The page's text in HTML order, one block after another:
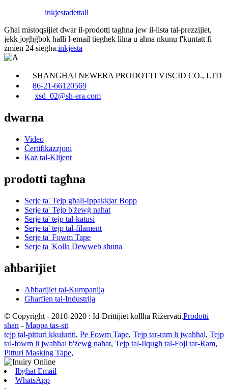
inkjestadettall
Għal mistoqsijiet dwar il-prodotti tagħna jew il-lista tal-prezzijiet,
jekk jogħġbok ħalli l-email tiegħek lilna u aħna nkunu f'kuntatt fi
żmien 24 siegħa.inkjesta
SHANGHAI NEWERA PRODOTTI VISCID CO., LTD
86-21-66120569
xsd_02@sh-era.com
dwarna
Video
Ċertifikazzjoni
Każ tal-Klijent
prodotti tagħna
Serje ta' Tejp għall-Ippakkjar Bopp
Serje ta' Tejp b'żewġ naħat
Serje ta' tejp tal-katusi
Serje ta' tejp tal-filament
Serje ta' Fowm Tape
Serje ta 'Kolla Dewweb sħuna
aħbarijiet
Aħbarijiet tal-Kumpanija
Għarfien tal-Industrija
© Copyright - 2010-2020 : Id-Drittijiet kollha Riżervati.Prodotti
sħan - Mappa tas-sit
tejp tal-pitturi kkuluriti, Pe Fowm Tape, Tejp tar-ram li jwaħħal, Tejp
tal-fowm li jwaħħal b'żewġ naħat, Tejp tal-Ilqugħ tal-Fojl tar-Ram,
Pitturi Masking Tape,
Ibgħat Email
WhatsApp